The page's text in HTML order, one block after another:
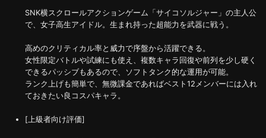
SNK横スクロールアクションゲーム「サイコソルジャー」の主人公
で、女子高生アイドル。生まれ持った超能力を武器に戦う。
高めのクリティカル率と威力で序盤から活躍できる。
女性限定バトルや試練にも使え、複数キャラ回復や前列を少し硬く
できるパッシブもあるので、ソフトタンク的な運用が可能。
ランク上げも簡単で、無微課金であればベスト12メンバーには入れ
ておきたい良コスパキャラ。
[上級者向け評価]